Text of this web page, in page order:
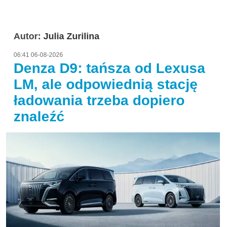
Autor: Julia Zurilina
06:41 06-08-2026
Denza D9: tańsza od Lexusa
LM, ale odpowiednią stację
ładowania trzeba dopiero
znaleźć